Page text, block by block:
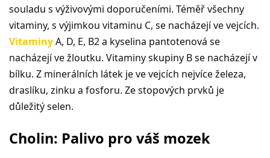
souladu s výživovými doporučeními. Téměř všechny
vitaminy, s výjimkou vitaminu C, se nacházejí ve vejcích.
VitaminyA, D, E, B2 a kyselina pantotenová se
nacházejí ve žloutku. Vitaminy skupiny B se nacházejí v
bílku. Z minerálních látek je ve vejcích nejvíce železa,
draslíku, zinku a fosforu. Ze stopových prvků je
důležitý selen.
Cholin: Palivo pro váš mozek